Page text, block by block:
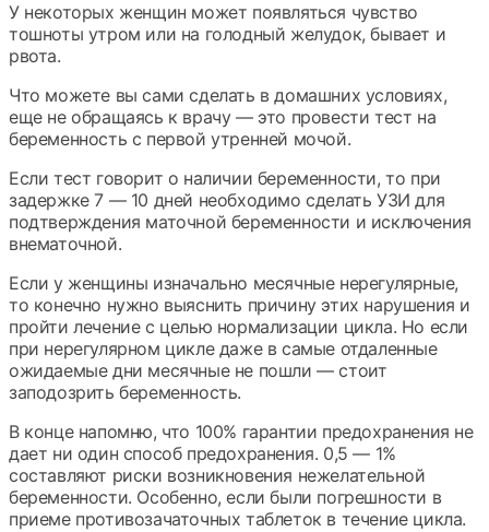
У некоторых женщин может появляться чувство
тошноты утром или на голодный желудок, бывает и
рвота.
Что можете вы сами сделать в домашних условиях,
еще не обращаясь к врачу — это провести тест на
беременность с первой утренней мочой.
Если тест говорит о наличии беременности, то при
задержке 7 — 10 дней необходимо сделать УЗИ для
подтверждения маточной беременности и исключения
внематочной.
Если у женщины изначально месячные нерегулярные,
то конечно нужно выяснить причину этих нарушения и
пройти лечение с целью нормализации цикла. Но если
при нерегулярном цикле даже в самые отдаленные
ожидаемые дни месячные не пошли — стоит
заподозрить беременность.
В конце напомню, что 100% гарантии предохранения не
дает ни один способ предохранения. 0,5 — 1%
составляют риски возникновения нежелательной
беременности. Особенно, если были погрешности в
приеме противозачаточных таблеток в течение цикла.